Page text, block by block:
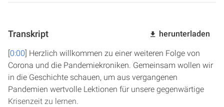
Transkript herunterladen
[0:00] Herzlich willkommen zu einer weiteren Folge von
Corona und die Pandemiekroniken. Gemeinsam wollen wir
in die Geschichte schauen, um aus vergangenen
Pandemien wertvolle Lektionen für unsere gegenwärtige
Krisenzeit zu lernen.